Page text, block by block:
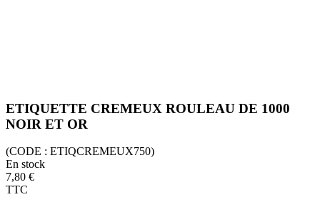
ETIQUETTE CREMEUX ROULEAU DE 1000
NOIR ET OR
(CODE : ETIQCREMEUX750)
En stock
7,80 €
TTC